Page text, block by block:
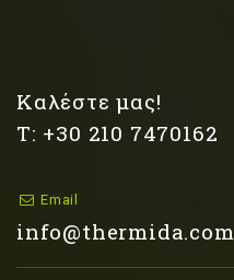
Καλέστε μας!
Τ: +30 210 7470162
Email
info@thermida.com